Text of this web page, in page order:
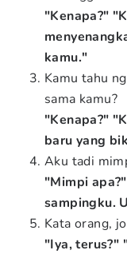
"Kenapa?"
kamu."
Kamu tahu
sama kamu?
"Kenapa?"
baru yang
Aku tadi
"Mimpi
sampingku.
Kata orang,
"Iya, terus?"